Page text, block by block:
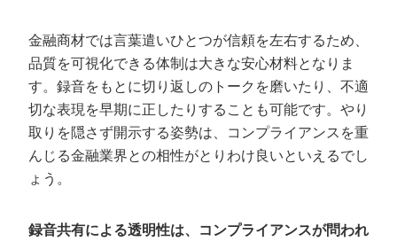
金融商材では言葉遣いひとつが信頼を左右するため、
品質を可視化できる体制は大きな安心材料となりま
す。録音をもとに切り返しのトークを磨いたり、不適
切な表現を早期に正したりすることも可能です。やり
取りを隠さず開示する姿勢は、コンプライアンスを重
んじる金融業界との相性がとりわけ良いといえるでし
ょう。
録音共有による透明性は、コンプライアンスが問われ